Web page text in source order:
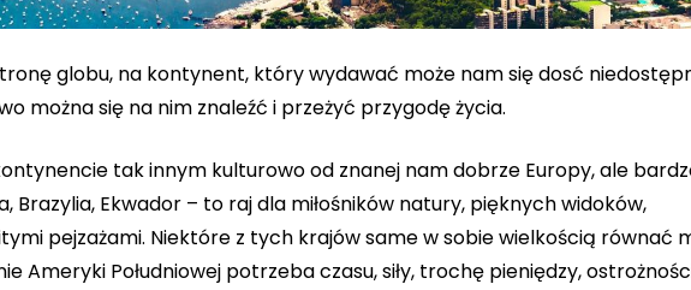
globu, na kontynent, który wydawać może nam się dosć
można się na nim znaleźć i przeżyć przygodę życia.
tak innym kulturowo od znanej nam dobrze Europy, ale
Brazylia, Ekwador – to raj dla miłośników natury, pięknych widoków,
pejzażami. Niektóre z tych krajów same w sobie wielkością równać
Ameryki Południowej potrzeba czasu, siły, trochę pieniędzy,